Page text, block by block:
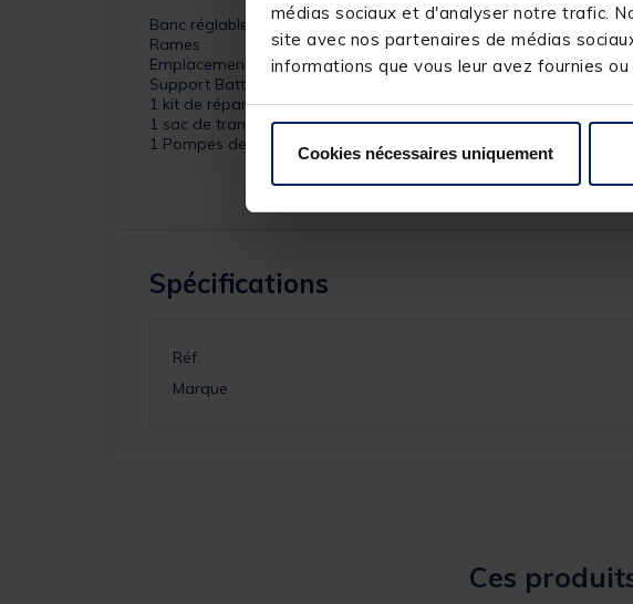
médias sociaux et d'analyser notre trafic.
site avec nos partenaires de médias
informations que vous leur avez fournies
Cookies nécessaires uniquement
Banc réglable
Rames
Emplacement moteur
Support Batterie pour plancher aluminium
1 kit de réparation
1 sac de transport
1 Pompes de 6.5l
Spécifications
Réf.
Marque
Ces